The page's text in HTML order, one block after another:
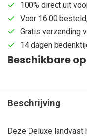
100% direct uit
Voor 16:00
Gratis verzending
14 dagen
Beschikbare
Beschrijving
Deze Deluxe landvast